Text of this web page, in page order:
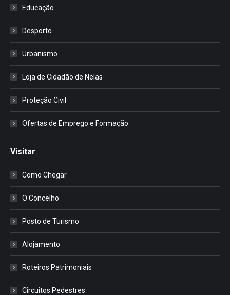
Educação
Desporto
Urbanismo
Loja de Cidadão de Nelas
Proteção Civil
Ofertas de Emprego e Formação
Visitar
Como Chegar
O Concelho
Posto de Turismo
Alojamento
Roteiros Patrimoniais
Circuitos Pedestres